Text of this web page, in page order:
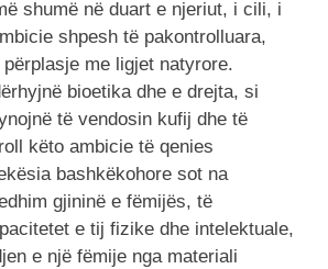
shumë në duart e njeriut, i cili, i
shpesh të pakontrolluara,
me ligjet natyrore.
bioetika dhe e drejta, si
të vendosin kufij dhe të
këto ambicie të qenies
bashkëkohore sot na
gjininë e fëmijës, të
e tij fizike dhe intelektuale,
e një fëmije nga materiali